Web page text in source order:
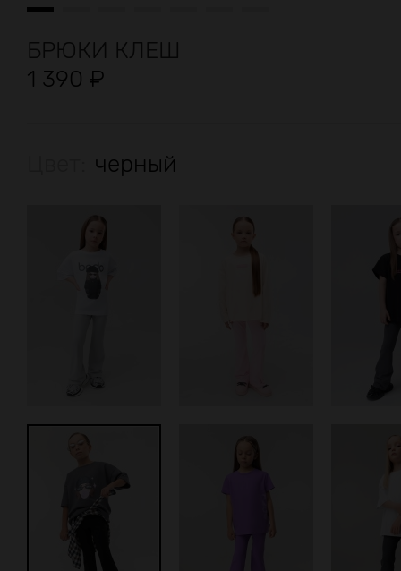
БРЮКИ КЛЕШ
1 390 ₽
черный